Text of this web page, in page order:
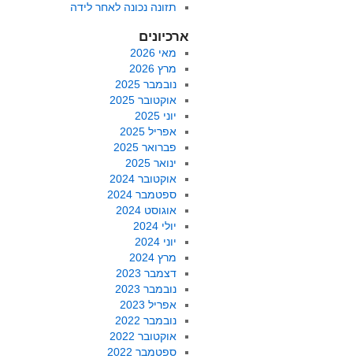
תזונה נכונה לאחר לידה
ארכיונים
מאי 2026
מרץ 2026
נובמבר 2025
אוקטובר 2025
יוני 2025
אפריל 2025
פברואר 2025
ינואר 2025
אוקטובר 2024
ספטמבר 2024
אוגוסט 2024
יולי 2024
יוני 2024
מרץ 2024
דצמבר 2023
נובמבר 2023
אפריל 2023
נובמבר 2022
אוקטובר 2022
ספטמבר 2022